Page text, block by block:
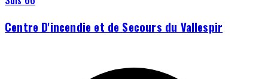
Centre D'incendie et de Secours du Vallespir